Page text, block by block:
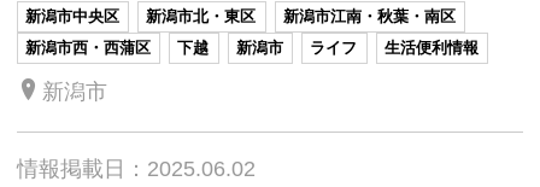
新潟市中央区 新潟市北・東区
新潟市江南・秋葉・南区
新潟市西・西蒲区
下越 新潟市 ライフ 生活便利情報
新潟市
情報掲載日：2025.06.02